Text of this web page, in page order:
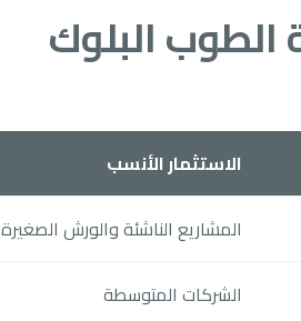
الطوب البلوك
الاستثمار الأنسب
المشاريع الناشئة والورش الصغيرة
الشركات المتوسطة